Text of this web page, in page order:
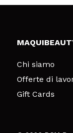
Chi siamo
Offerte di
Gift Cards